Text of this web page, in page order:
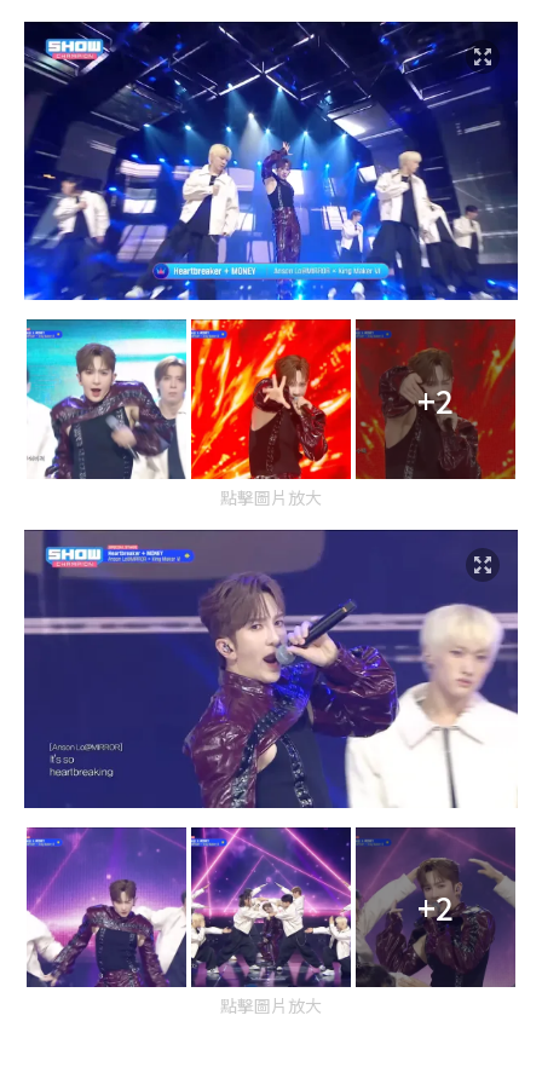
+2
點擊圖片放大
+2
點擊圖片放大